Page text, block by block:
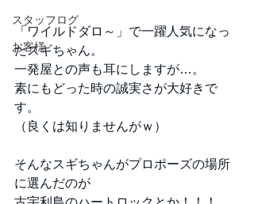
スタッフログ
お客様
「ワイルドダロ～」で一躍人気になっ
たスギちゃん。
一発屋との声も耳にしますが…。
素にもどった時の誠実さが大好きで
す。
（良くは知りませんがｗ）
そんなスギちゃんがプロポーズの場所
に選んだのが